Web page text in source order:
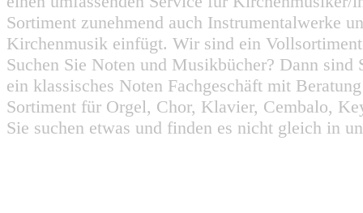
Sortiment zunehmend auch Instrumentalwerke
Kirchenmusik einfügt. Wir sind ein
Suchen Sie Noten und Musikbücher? Dann
ein klassisches Noten Fachgeschäft mit
Sortiment für Orgel, Chor, Klavier, Cembalo,
Sie suchen etwas und finden es nicht gleich in